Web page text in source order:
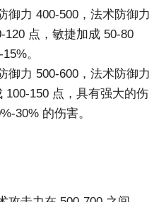
御力 400-500，法术防御力
120 点，敏捷加成 50-80
。
御力 500-600，法术防御力
100-150 点，具有强大的伤
30% 的伤害。